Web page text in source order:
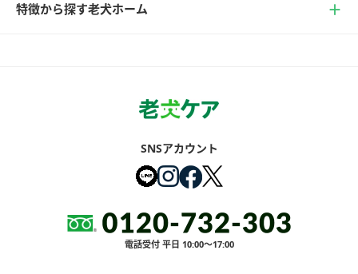
特徴から探す老犬ホーム
SNSアカウント
電話受付 平日 10:00～17:00